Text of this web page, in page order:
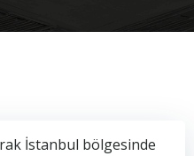
İstanbul bölgesinde